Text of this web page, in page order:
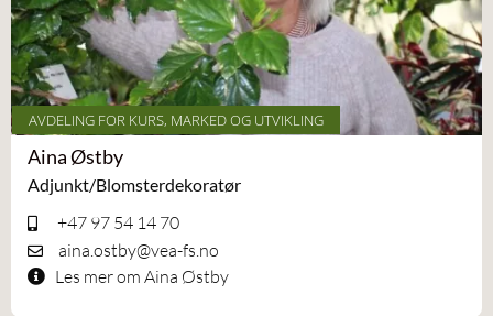
AVDELING FOR KURS, MARKED OG UTVIKLING
Aina Østby
Adjunkt/Blomsterdekoratør
+47 97 54 14 70
aina.ostby@vea-fs.no
Les mer om Aina Østby